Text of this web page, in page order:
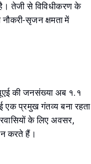
तेजी से विविधीकरण के
नौकरी-सृजन क्षमता में
यूएई की जनसंख्या अब १.१
एक प्रमुख गंतव्य बना रहता
के लिए अवसर,
करते हैं।